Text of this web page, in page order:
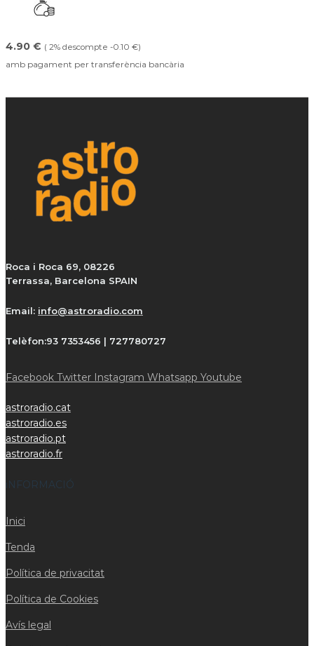
4.90 € ( 2% descompte -0.10 €)
amb pagament per transferència bancària
Roca i Roca 69, 08226
Terrassa, Barcelona SPAIN
Email: info@astroradio.com
Telèfon:93 7353456 | 727780727
Facebook Twitter Instagram Whatsapp Youtube
astroradio.cat
astroradio.es
astroradio.pt
astroradio.fr
iNFORMACIÓ
Inici
Tenda
Política de privacitat
Política de Cookies
Avís legal